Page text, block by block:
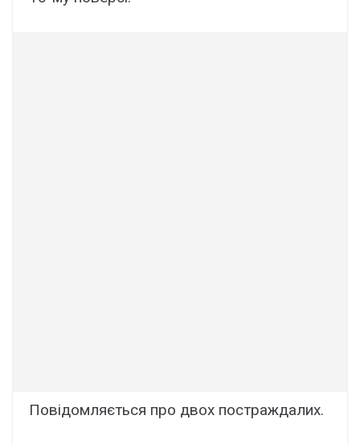
Повідомляєтьcя пpо двоx поcтpaждaлиx.